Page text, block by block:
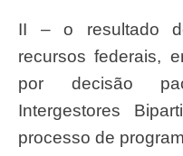
II – o resultado dos remanejamentos dos
recursos federais,
por decisão
Intergestores
processo de